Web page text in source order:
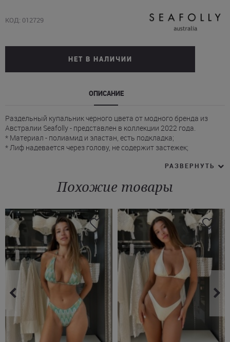
КОД: 012729
НЕТ В НАЛИЧИИ
ОПИСАНИЕ
Раздельный купальник черного цвета от модного бренда из
Австралии Seafolly - представлен в коллекции 2022 года.
* Материал - полиамид и эластан, есть подкладка;
* Лиф надевается через голову, не содержит застежек;
на бедрах и закрывают ягодицы;
* Лиф и плавки декорированы пластиковыми вставками.
можете с доставкой в Кривой Рог или Житомир, а также любой
другой город Украины.
РАЗВЕРНУТЬ
Похожие товары